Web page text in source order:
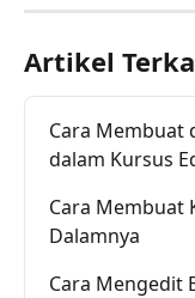
Artikel
Cara Membuat
dalam Kursus
Cara Membuat
Dalamnya
Cara Mengedit